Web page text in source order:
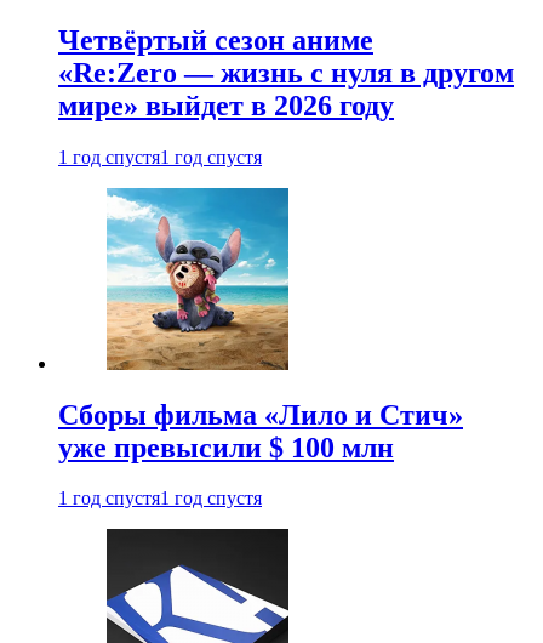
Четвёртый сезон аниме
«Re:Zero — жизнь с нуля в другом
мире» выйдет в 2026 году
1 год спустя1 год спустя
Сборы фильма «Лило и Стич»
уже превысили $ 100 млн
1 год спустя1 год спустя